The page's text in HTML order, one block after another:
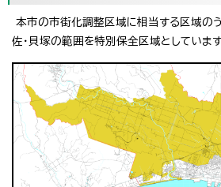
本市の市街化調整区域に相当する区域の
佐・貝塚の範囲を特別保全区域としています